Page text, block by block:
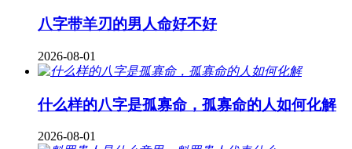
八字带羊刃的男人命好不好
2026-08-01
什么样的八字是孤寡命，孤寡命的人如何化解
2026-08-01